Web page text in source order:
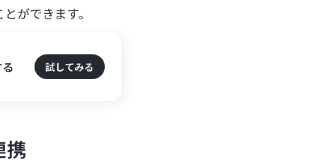
ができます。
試してみる
携